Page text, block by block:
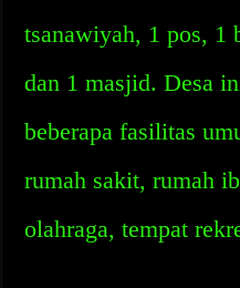
tsanawiyah, 1 pos, 1
dan 1 masjid. Desa
beberapa fasilitas
rumah sakit, rumah
olahraga, tempat